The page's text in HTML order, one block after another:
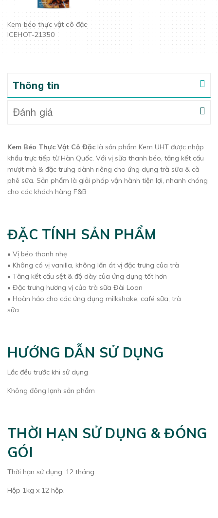
Kem béo thực vật cô đặc
ICEHOT-21350
Thông tin
Đánh giá
Kem Béo Thực Vật Cô Đặc là sản phẩm Kem UHT được nhập
khẩu trực tiếp từ Hàn Quốc. Với vị sữa thanh béo, tăng kết cấu
mượt mà & đặc trưng dành riêng cho ứng dụng trà sữa & cà
phê sữa. Sản phẩm là giải pháp vận hành tiện lợi, nhanh chóng
cho các khách hàng F&B
ĐẶC TÍNH SẢN PHẨM
• Vị béo thanh nhẹ
• Không có vị vanilla, không lấn át vị đặc trưng của trà
• Tăng kết cấu sệt & độ dày của ứng dụng tốt hơn
• Đặc trưng hương vị của trà sữa Đài Loan
• Hoàn hảo cho các ứng dụng milkshake, café sữa, trà
sữa
HƯỚNG DẪN SỬ DỤNG
Lắc đều trước khi sử dụng
Không đông lạnh sản phẩm
THỜI HẠN SỬ DỤNG & ĐÓNG
GÓI
Thời hạn sử dụng: 12 tháng
Hộp 1kg x 12 hộp.